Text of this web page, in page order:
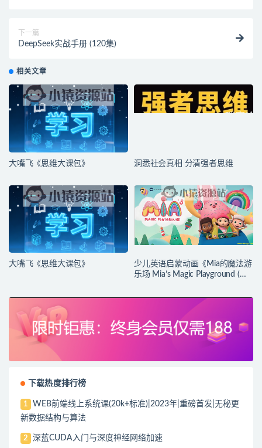
下一篇
DeepSeek实战手册 (120集)
相关文章
大嘴飞《思维大课包》 洞悉社会真相 分清强者思维
大嘴飞《思维大课包》
少儿英语启蒙动画《Mia的魔法游
乐场 Mia’s Magic Playground (动
下载热度排行榜
1
WEB前端线上系统课(20k+标准)|2023年|重磅首发|无秘更
新数据结构与算法
2 深蓝CUDA入门与深度神经网络加速